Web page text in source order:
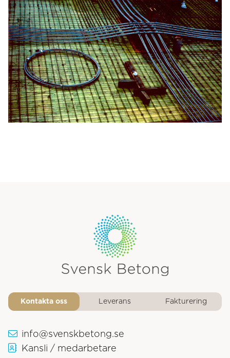
Kontakta oss Leverans Fakturering
info@svenskbetong.se
Kansli / medarbetare